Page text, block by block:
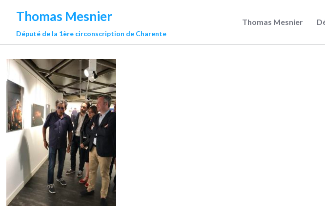
Thomas Mesnier
Député de la 1ère circonscription de Charente
Thomas Mesnier